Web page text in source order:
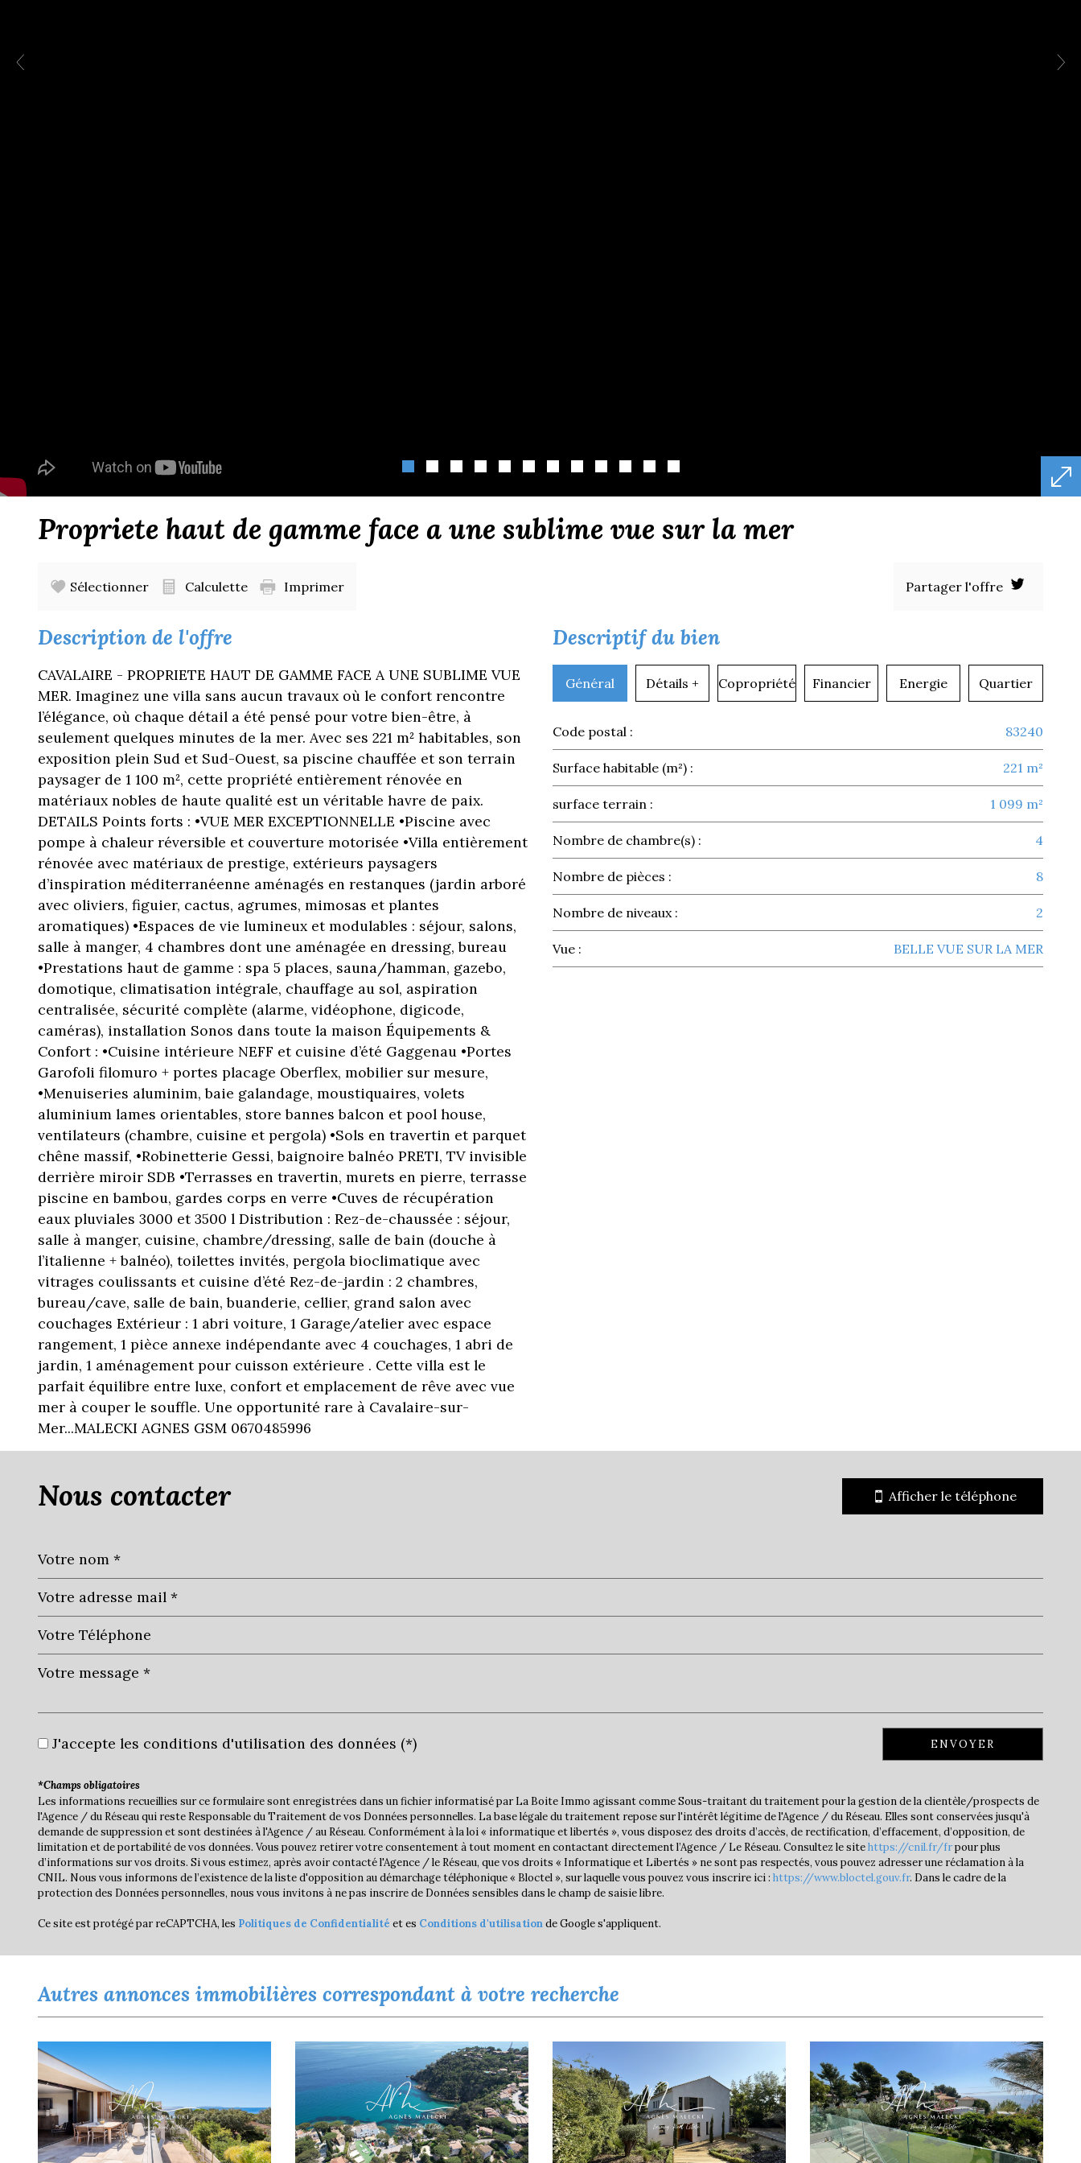
propriete haut de gamme face a une sublime vue sur la mer
Sélectionner Calculette Imprimer Partager l'offre
description de l'offre
CAVALAIRE - PROPRIETE HAUT DE GAMME FACE A UNE SUBLIME VUE
MER. Imaginez une villa sans aucun travaux où le confort rencontre
l’élégance, où chaque détail a été pensé pour votre bien-être, à
seulement quelques minutes de la mer. Avec ses 221 m² habitables, son
exposition plein Sud et Sud-Ouest, sa piscine chauffée et son terrain
paysager de 1 100 m², cette propriété entièrement rénovée en
matériaux nobles de haute qualité est un véritable havre de paix.
DETAILS Points forts : •VUE MER EXCEPTIONNELLE •Piscine avec
pompe à chaleur réversible et couverture motorisée •Villa entièrement
rénovée avec matériaux de prestige, extérieurs paysagers
d’inspiration méditerranéenne aménagés en restanques (jardin arboré
avec oliviers, figuier, cactus, agrumes, mimosas et plantes
aromatiques) •Espaces de vie lumineux et modulables : séjour, salons,
salle à manger, 4 chambres dont une aménagée en dressing, bureau
•Prestations haut de gamme : spa 5 places, sauna/hamman, gazebo,
domotique, climatisation intégrale, chauffage au sol, aspiration
centralisée, sécurité complète (alarme, vidéophone, digicode,
caméras), installation Sonos dans toute la maison Équipements &
Confort : •Cuisine intérieure NEFF et cuisine d’été Gaggenau •Portes
Garofoli filomuro + portes placage Oberflex, mobilier sur mesure,
•Menuiseries aluminim, baie galandage, moustiquaires, volets
aluminium lames orientables, store bannes balcon et pool house,
ventilateurs (chambre, cuisine et pergola) •Sols en travertin et parquet
chêne massif, •Robinetterie Gessi, baignoire balnéo PRETI, TV invisible
derrière miroir SDB •Terrasses en travertin, murets en pierre, terrasse
piscine en bambou, gardes corps en verre •Cuves de récupération
eaux pluviales 3000 et 3500 l Distribution : Rez-de-chaussée : séjour,
salle à manger, cuisine, chambre/dressing, salle de bain (douche à
l’italienne + balnéo), toilettes invités, pergola bioclimatique avec
vitrages coulissants et cuisine d’été Rez-de-jardin : 2 chambres,
bureau/cave, salle de bain, buanderie, cellier, grand salon avec
couchages Extérieur : 1 abri voiture, 1 Garage/atelier avec espace
rangement, 1 pièce annexe indépendante avec 4 couchages, 1 abri de
jardin, 1 aménagement pour cuisson extérieure . Cette villa est le
parfait équilibre entre luxe, confort et emplacement de rêve avec vue
mer à couper le souffle. Une opportunité rare à Cavalaire-sur-
Mer...MALECKI AGNES GSM 0670485996
descriptif du bien
Général Détails + Copropriété Financier Energie Quartier
Code postal : 83240
Surface habitable (m²) : 221 m²
surface terrain : 1 099 m²
Nombre de chambre(s) : 4
Nombre de pièces : 8
Nombre de niveaux : 2
Vue : BELLE VUE SUR LA MER
Taxe habitation
22,33 %
18,21 %
21,76 %
Nombre d'enfants par famille
0,62
Maisons
33,12 %
nous contacter Afficher le téléphone
J'accepte les conditions d'utilisation des données (*) ENVOYER
*Champs obligatoires
Les informations recueillies sur ce formulaire sont enregistrées dans un fichier informatisé par La Boite Immo agissant comme Sous-traitant du traitement pour la gestion de la clientèle/prospects de
l'Agence / du Réseau qui reste Responsable du Traitement de vos Données personnelles. La base légale du traitement repose sur l'intérêt légitime de l'Agence / du Réseau. Elles sont conservées jusqu'à
demande de suppression et sont destinées à l'Agence / au Réseau. Conformément à la loi « informatique et libertés », vous disposez des droits d’accès, de rectification, d’effacement, d’opposition, de
limitation et de portabilité de vos données. Vous pouvez retirer votre consentement à tout moment en contactant directement l’Agence / Le Réseau. Consultez le sitehttps://cnil.fr/frpour plus
d’informations sur vos droits. Si vous estimez, après avoir contacté l'Agence / le Réseau, que vos droits « Informatique et Libertés » ne sont pas respectés, vous pouvez adresser une réclamation à la
CNIL. Nous vous informons de l’existence de la liste d'opposition au démarchage téléphonique « Bloctel », sur laquelle vous pouvez vous inscrire ici : https://www.bloctel.gouv.fr. Dans le cadre de la
protection des Données personnelles, nous vous invitons à ne pas inscrire de Données sensibles dans le champ de saisie libre.
Ce site est protégé par reCAPTCHA, les Politiques de Confidentialité et es Conditions d'utilisationde Google s'appliquent.
autres annonces immobilières correspondant à votre recherche